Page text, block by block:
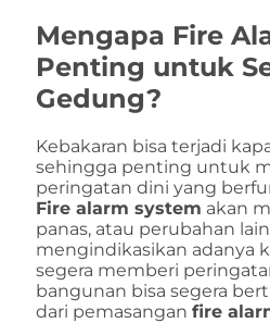
Mengapa Fire
Penting untuk
Gedung?
Kebakaran bisa terjadi
sehingga penting untuk
peringatan dini yang
Fire alarm system akan
panas, atau perubahan
mengindikasikan adanya
segera memberi
bangunan bisa segera
dari pemasangan fire